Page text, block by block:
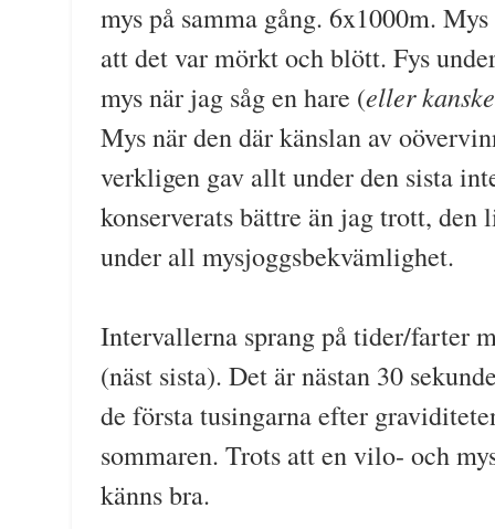
mys på samma gång. 6x1000m.
att det var mörkt och blött. Fys
mys när jag såg en hare (eller
Mys när den där känslan av
verkligen gav allt under den sista
konserverats bättre än jag trott, den
under all mysjoggsbekvämlighet.
Intervallerna sprang på tider/farter
(näst sista). Det är nästan 30
de första tusingarna efter
sommaren. Trots att en vilo- och
känns bra.